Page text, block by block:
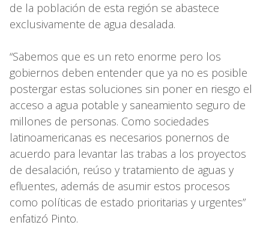
de la población de esta región se abastece
exclusivamente de agua desalada.
“Sabemos que es un reto enorme pero los
gobiernos deben entender que ya no es posible
postergar estas soluciones sin poner en riesgo el
acceso a agua potable y saneamiento seguro de
millones de personas. Como sociedades
latinoamericanas es necesarios ponernos de
acuerdo para levantar las trabas a los proyectos
de desalación, reúso y tratamiento de aguas y
efluentes, además de asumir estos procesos
como políticas de estado prioritarias y urgentes”
enfatizó Pinto.